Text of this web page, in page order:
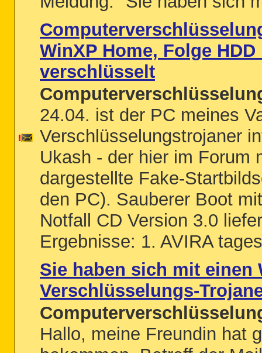
WinXP Home, Folge
verschlüsselt
24.04. ist der PC meines
Verschlüsselungstrojaner
Ukash - der hier im Forum
dargestellte Fake-
den PC). Sauberer Boot
Notfall CD Version 3.0
Ergebnisse: 1. AVIRA
Sie haben sich mit einen
Verschlüsselungs-
Hallo, meine Freundin hat